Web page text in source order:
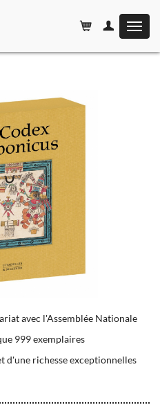
le
menu
avec l'Assemblée Nationale
999 exemplaires
d'une richesse exceptionnelles